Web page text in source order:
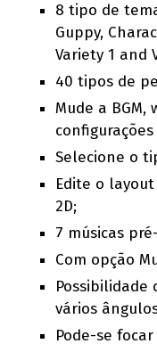
8 tipo de
Guppy,
Variety 1 and
40 tipos de
Mude a
Selecione o
Edite o
2D;
7 músicas
Com opção
Possibilidade
vários
Pode-se